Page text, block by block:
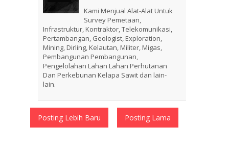
Kami Menjual Alat-Alat Untuk
Survey Pemetaan,
Infrastruktur, Kontraktor, Telekomunikasi,
Pertambangan, Geologist, Exploration,
Mining, Dirling, Kelautan, Militer, Migas,
Pembangunan Pembangunan,
Pengelolahan Lahan Lahan Perhutanan
Dan Perkebunan Kelapa Sawit dan lain-
lain.
Posting Lebih Baru Posting Lama